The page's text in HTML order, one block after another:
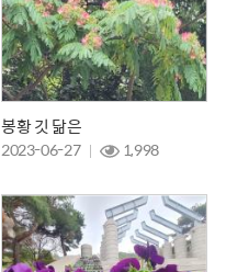
봉황 깃 닮은
2023-06-27
1,998